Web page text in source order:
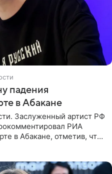
падения
в Абакане
Заслуженный артист РФ
РИА
в Абакане, отметив, что